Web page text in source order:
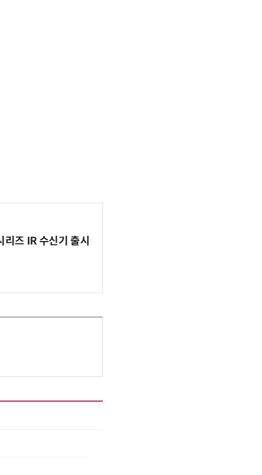
즈 IR 수신기 출시